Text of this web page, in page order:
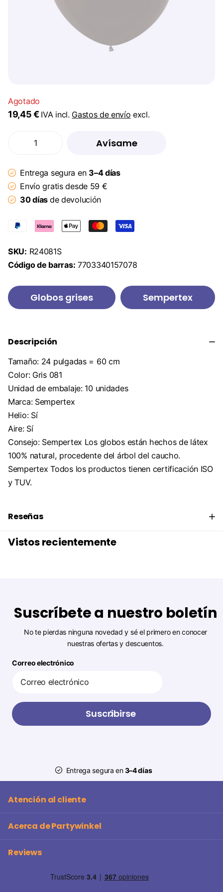
Agotado
19,45 € IVA incl. Gastos de envío excl.
Avísame
Entrega segura en 3–4 días
Envío gratis desde 59 €
30 días de devolución
SKU: R24081S
Código de barras: 7703340157078
Globos grises Sempertex
Descripción
Tamaño: 24 pulgadas = 60 cm
Color: Gris 081
Unidad de embalaje: 10 unidades
Marca: Sempertex
Helio: Sí
Aire: Sí
Consejo: Sempertex Los globos están hechos de látex
100% natural, procedente del árbol del caucho.
Sempertex Todos los productos tienen certificación ISO
y TUV.
Reseñas
Vistos recientemente
Suscríbete a nuestro boletín
No te pierdas ninguna novedad y sé el primero en conocer
nuestras ofertas y descuentos.
Correo electrónico
Suscribirse
Entrega segura en3–4 días
Atención al cliente
Acerca de Partywinkel
Reviews